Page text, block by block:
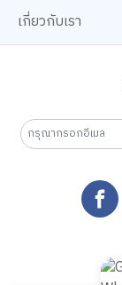
เกี่ยวกับเรา